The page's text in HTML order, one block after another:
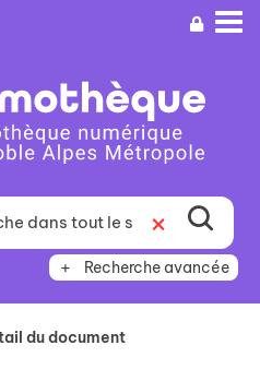
Recherche avancée
du document